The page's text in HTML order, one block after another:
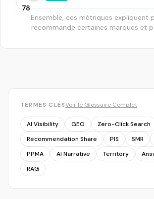
78
Ensemble, ces métriques expliquent
recommande certaines marques et
TERMES CLÉSVoir le Glossaire Complet
AI Visibility GEO
Zero-Click Search
Recommendation Share
PIS SMR
PPMA
AI Narrative Territory
RAG